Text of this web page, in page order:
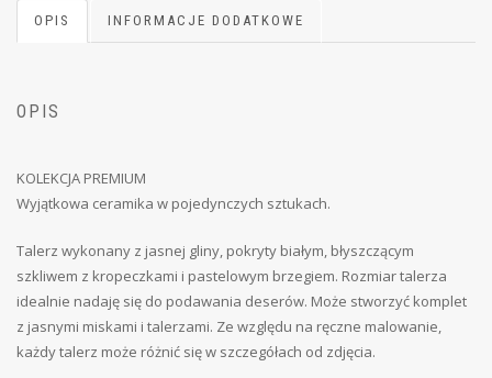
OPIS INFORMACJE DODATKOWE
OPIS
KOLEKCJA PREMIUM
Wyjątkowa ceramika w pojedynczych sztukach.
Talerz wykonany z jasnej gliny, pokryty białym, błyszczącym
szkliwem z kropeczkami i pastelowym brzegiem. Rozmiar talerza
idealnie nadaję się do podawania deserów. Może stworzyć komplet
z jasnymi miskami i talerzami. Ze względu na ręczne malowanie,
każdy talerz może różnić się w szczegółach od zdjęcia.